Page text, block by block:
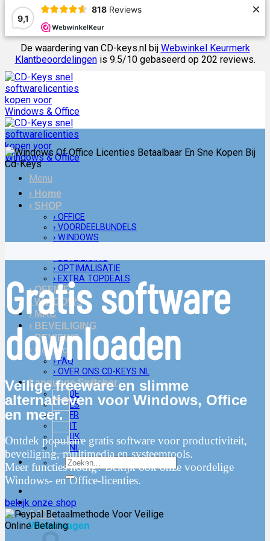
9,1
818 Reviews ×
De waardering van CD-keys.nl bij Webwinkel Keurmerk
Klantbeoordelingenis 9.5/10 gebaseerd op 202 reviews.
Ga
naar
inhoud
Menu
› Home
› SHOP
› OFFICE
› VOORDEELBUNDELS
› WINDOWS
› BEVEILIGING
› OPTIMALISATIE
› EXTRA TOPDEALS
› OFFICE
› WINDOWS
› MAC
› BEVEILIGING
› REVIEWS
› Contact
› FAQ
› OVER ONS CD-KEYS NL
Language Switcher
DE
ES
FR
IT
UK
NL
Zoeken
naar:
0,00€
Winkelwagen
Gratis software
downloaden
Veilige freeware en slimme
alternatieven voor Windows, Office
en meer.
Ontdek populaire gratis software voor productiviteit,
beveiliging, multimedia en systeemtools.
Meer functies nodig? Bekijk ook onze voordelige
Windows- en Office-licenties.
bekijk onze shop